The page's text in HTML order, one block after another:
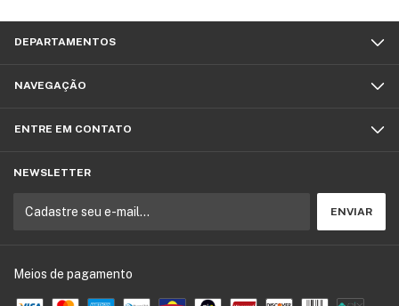
DEPARTAMENTOS
NAVEGAÇÃO
ENTRE EM CONTATO
NEWSLETTER
Meios de pagamento